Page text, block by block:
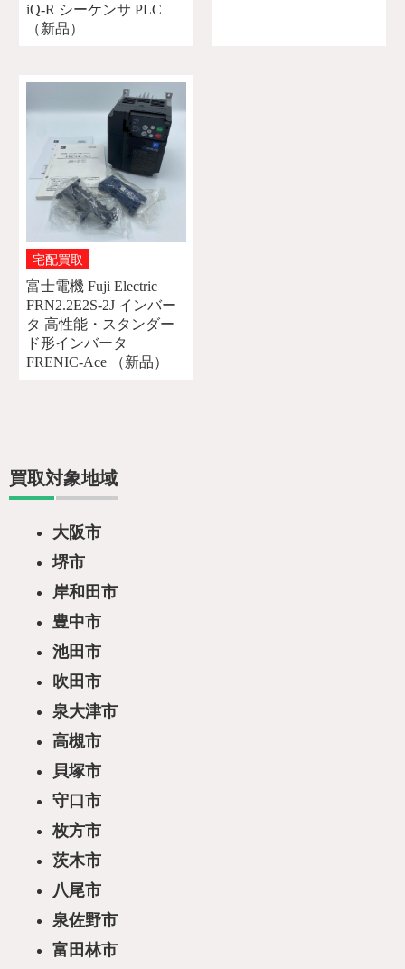
iQ-R シーケンサ PLC
（新品）
宅配買取
富士電機 Fuji Electric
FRN2.2E2S-2J インバー
タ 高性能・スタンダー
ド形インバータ
FRENIC-Ace （新品）
買取対象地域
大阪市
堺市
岸和田市
豊中市
池田市
吹田市
泉大津市
高槻市
貝塚市
守口市
枚方市
茨木市
八尾市
泉佐野市
富田林市